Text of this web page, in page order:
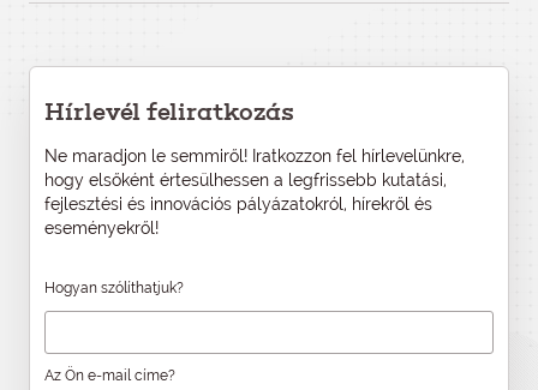
Hírlevél feliratkozás
Ne maradjon le semmiről! Iratkozzon fel hírlevelünkre,
hogy elsőként értesülhessen a legfrissebb kutatási,
fejlesztési és innovációs pályázatokról, hírekről és
eseményekről!
Hogyan szólíthatjuk?
Az Ön e-mail címe?